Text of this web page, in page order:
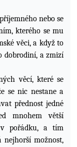
nebo se
kterého se mu
věci, a když to
dobrodiní, a zmizí
věcí, které se
se nic nestane a
přednost jedné
mnohem větší
v pořádku, a tím
nejhorší možnost,